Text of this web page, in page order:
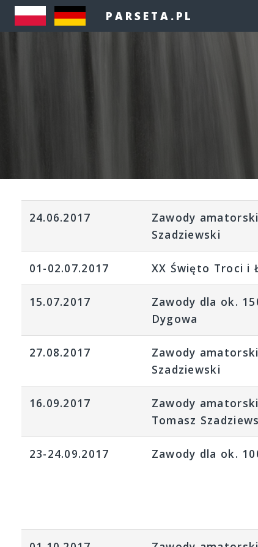
PARSETA.PL
24.06.2017
Zawody
Szadziewski
01-02.07.2017 XX Święto Troci i
15.07.2017
Zawody dla ok.
Dygowa
27.08.2017
Zawody
Szadziewski
16.09.2017
Zawody
Tomasz
23-24.09.2017 Zawody dla ok.